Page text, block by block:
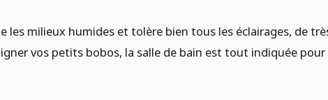
les milieux humides et tolère bien tous les éclairages, de
vos petits bobos, la salle de bain est tout indiquée pour